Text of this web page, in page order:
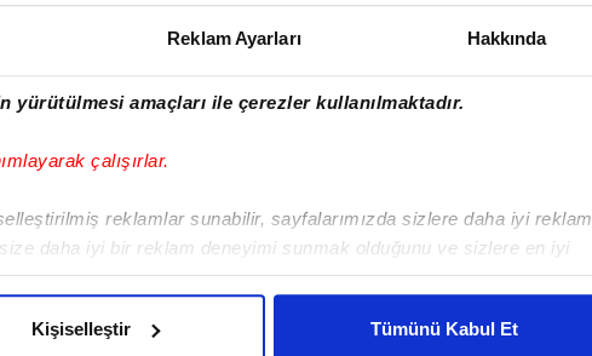
Reklam Ayarları Hakkında
amaçları ile çerezler kullanılmaktadır.
çalışırlar.
reklamlar sunabilir, sayfalarımızda sizlere daha iyi reklam
daha iyi bir reklam deneyimi sunmak olduğunu ve sizlere en iyi
ve bu noktada, reklamların maliyetlerimizi karşılamak
isteriz.
Kişiselleştir Tümünü Kabul Et
AZİZ #SAMET AKAYDIN
#İSMAİL YÜKSEK